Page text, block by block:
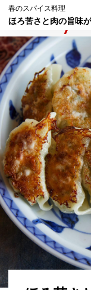
春のスパイス料理
ほろ苦さと肉の旨味